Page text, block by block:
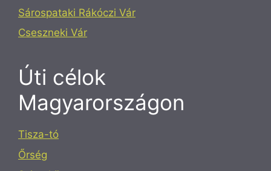
Sárospataki Rákóczi Vár
Cseszneki Vár
Úti célok
Magyarországon
Tisza-tó
Őrség